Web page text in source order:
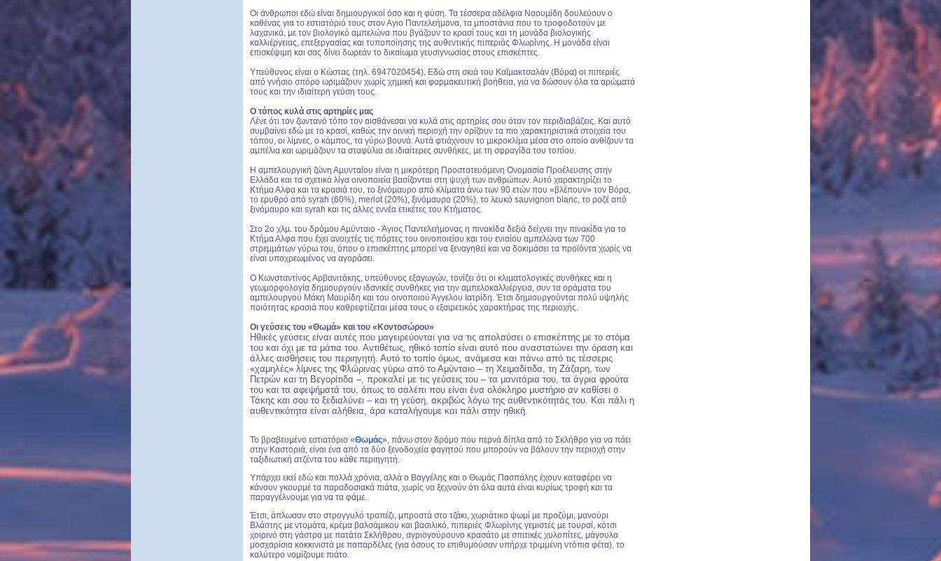
Οι άνθρωποι εδώ είναι δηµιουργικοί όσο και η φύση. Τα τέσσερα αδέλφια Ναουµίδη δουλεύουν ο
καθένας για το εστιατόριό τους στον Αγιο Παντελεήµονα, τα µποστάνια που το τροφοδοτούν µε
λαχανικά, µε τον βιολογικό αµπελώνα που βγάζουν το κρασί τους και τη µονάδα βιολογικής
καλλιέργειας, επεξεργασίας και τυποποίησης της αυθεντικής πιπεριάς Φλωρίνης. Η µονάδα είναι
επισκέψιµη και σας δίνει δωρεάν το δικαίωµα γευσιγνωσίας στους επισκέπτες.
Υπεύθυνος είναι ο Κώστας (τηλ. 6947020454). Εδώ στη σκιά του Καϊµακτσαλάν (Βόρα) οι πιπεριές
από γνήσιο σπόρο ωριµάζουν χωρίς χηµική και φαρµακευτική βοήθεια, για να δώσουν όλα τα αρώµατά
τους και την ιδιαίτερη γεύση τους.
Ο τόπος κυλά στις αρτηρίες µας
Λένε ότι τον ζωντανό τόπο τον αισθάνεσαι να κυλά στις αρτηρίες σου όταν τον περιδιαβάζεις. Και αυτό
συµβαίνει εδώ µε το κρασί, καθώς την οινική περιοχή την ορίζουν τα πιο χαρακτηριστικά στοιχεία του
τόπου, οι λίµνες, ο κάµπος, τα γύρω βουνά. Αυτά φτιάχνουν το µικροκλίµα µέσα στο οποίο ανθίζουν τα
αµπέλια και ωριµάζουν τα σταφύλια σε ιδιαίτερες συνθήκες, µε τη σφραγίδα του τοπίου.
Η αµπελουργική ζώνη Αµυνταίου είναι η µικρότερη Προστατευόµενη Ονοµασία Προέλευσης στην
Ελλάδα και τα σχετικά λίγα οινοποιεία βασίζονται στη ψυχή των ανθρώπων. Αυτό χαρακτηρίζει το
Κτήµα Αλφα και τα κρασιά του, το ξινόµαυρο από κλίµατα άνω των 90 ετών που «βλέπουν» τον Βόρα,
το ερυθρό από syrah (60%), merlot (20%), ξινόµαυρο (20%), το λευκό sauvignon blanc, το ροζέ από
ξινόµαυρο και syrah και τις άλλες εννέα ετικέτες του Κτήµατος.
Στο 2ο χλµ. του δρόµου Αµύνταιο - Άγιος Παντελεήµονας η πινακίδα δεξιά δείχνει την πινακίδα για το
Κτήµα Αλφα που έχει ανοιχτές τις πόρτες του οινοποιείου και του ενιαίου αµπελώνα των 700
στρεµµάτων γύρω του, όπου ο επισκέπτης µπορεί να ξεναγηθεί και να δοκιµάσει τα προϊόντα χωρίς να
είναι υποχρεωµένος να αγοράσει.
Ο Κωνσταντίνος Αρβανιτάκης, υπεύθυνος εξαγωγών, τονίζει ότι οι κλιµατολογικές συνθήκες και η
γεωµορφολογία δηµιουργούν ιδανικές συνθήκες για την αµπελοκαλλιέργεια, συν τα οράµατα του
αµπελουργού Μάκη Μαυρίδη και του οινοποιού Άγγελου Ιατρίδη. Έτσι δηµιουργούνται πολύ υψηλής
ποιότητας κρασιά που καθρεφτίζεται µέσα τους ο εξαιρετικός χαρακτήρας της περιοχής.
Οι γεύσεις του «Θωμά» και του «Κοντοσώρου»
Ηθικές γεύσεις είναι αυτές που μαγειρεύονται για να τις απολαύσει ο επισκέπτης με το στόμα
του και όχι με τα μάτια του. Αντιθέτως, ηθικό τοπίο είναι αυτό που αναστατώνει την όραση και
άλλες αισθήσεις του περιηγητή. Αυτό το τοπίο όμως, ανάμεσα και πάνω από τις τέσσερις
«χαμηλές» λίμνες της Φλώρινας γύρω από το Αμύνταιο – τη Χειμαδίτιδα, τη Ζάζαρη, των
Πετρών και τη Βεγορίτιδα –, προκαλεί με τις γεύσεις του – τα μανιτάρια του, τα άγρια φρούτα
του και τα αφεψήματά του, όπως το σαλέπι που είναι ένα ολόκληρο μυστήριο αν καθίσει ο
Τάκης και σου το ξεδιαλύνει – και τη γεύση, ακριβώς λόγω της αυθεντικότητάς του. Και πάλι η
αυθεντικότητα είναι αλήθεια, άρα καταλήγουμε και πάλι στην ηθική.
Το βραβευμένο εστιατόριο «Θωμάς», πάνω στον δρόμο που περνά δίπλα από το Σκλήθρο για να πάει
στην Καστοριά, είναι ένα από τα δύο ξενοδοχεία φαγητού που μπορούν να βάλουν την περιοχή στην
ταξιδιωτική ατζέντα του κάθε περιηγητή.
Υπάρχει εκεί εδώ και πολλά χρόνια, αλλά ο Βαγγέλης και ο Θωμάς Πασπάλης έχουν καταφέρει να
κάνουν γκουρμέ τα παραδοσιακά πιάτα, χωρίς να ξεχνούν ότι όλα αυτά είναι κυρίως τροφή και τα
παραγγέλνουμε για να τα φάμε.
Έτσι, άπλωσαν στο στρογγυλό τραπέζι, μπροστά στο τζάκι, χωριάτικο ψωμί με προζύμι, μανούρι
Βλάστης με ντομάτα, κρέμα βαλσάμικου και βασιλικό, πιπεριές Φλωρίνης γεμιστές με τουρσί, κότσι
χοιρινό στη γάστρα με πατάτα Σκλήθρου, αγριογούρουνο κρασάτο με σπιτικές χυλοπίτες, μάγουλα
μοσχαρίσια κοκκινιστά με παπαρδέλες (για όσους το επιθυμούσαν υπήρχε τριμμένη ντόπια φέτα), το
καλύτερο νομίζουμε πιάτο.